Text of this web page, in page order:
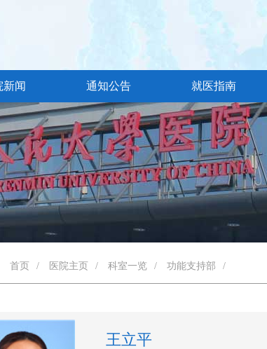
新闻 通知公告 就医指南
首页 / 医院主页 / 科室一览 / 功能支持部 /
王立平